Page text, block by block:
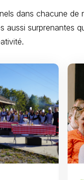
dans chacune de
surprenantes